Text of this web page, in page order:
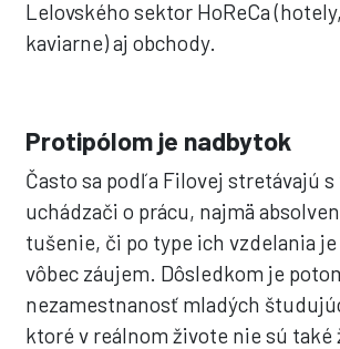
Lelovského sektor HoReCa
kaviarne) aj obchody.
Protipólom je nadbytok
Často sa podľa Filovej stretávajú s
uchádzači o prácu, najmä
tušenie, či po type ich vzdelania
vôbec záujem. Dôsledkom je
nezamestnanosť mladých
ktoré v reálnom živote nie sú také